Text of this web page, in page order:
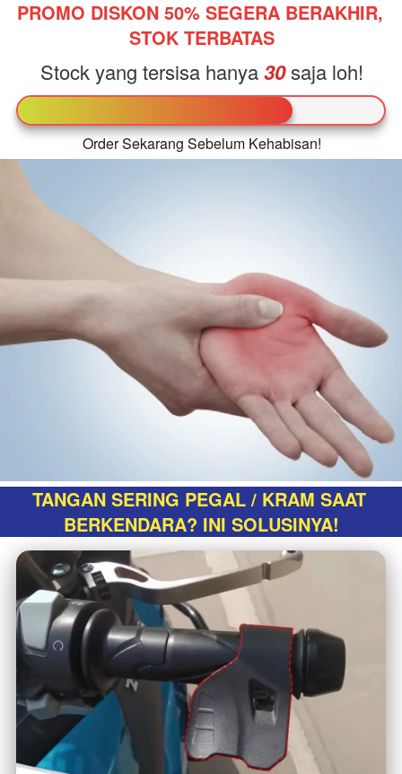
PROMO DISKON 50% SEGERA BERAKHIR,
STOK TERBATAS
Stock yang tersisa hanya 30 saja loh!
Order Sekarang Sebelum Kehabisan!
TANGAN SERING PEGAL / KRAM SAAT
BERKENDARA? INI SOLUSINYA!